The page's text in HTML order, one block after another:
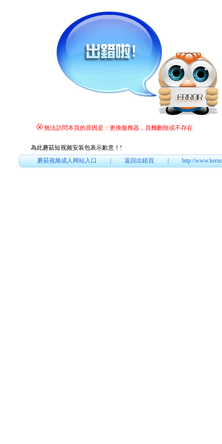
無法訪問本頁的原因是：更換服務器，頁麵刪除或不存在
為此蘑菇短视频安装包表示歉意！ !
蘑菇视频成人网站入口|返回出錯頁|http://